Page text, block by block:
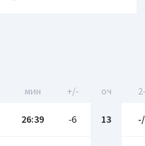
мин +/- оч
26:39 -6 13